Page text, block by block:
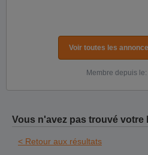
Voir toutes les
Membre depuis
Vous n'avez pas trouvé votre
< Retour aux résultats